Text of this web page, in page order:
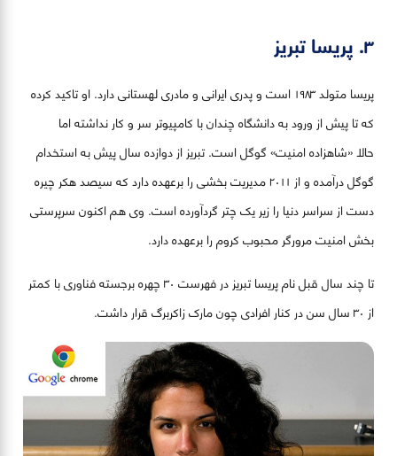
۳. پریسا تبریز
پریسا متولد ۱۹۸۳ است و پدری ایرانی و مادری لهستانی دارد. او تاکید کرده
که تا پیش از ورود به دانشگاه چندان با کامپیوتر سر و کار نداشته اما
حالا «شاهزاده امنیت» گوگل است. تبریز از دوازده سال پیش به استخدام
گوگل درآمده و از ۲۰۱۱ مدیریت بخشی را برعهده دارد که سیصد هکر چیره
دست از سراسر دنیا را زیر یک چتر گردآورده است. وی هم اکنون سرپرستی
بخش امنیت مرورگر محبوب کروم را برعهده دارد.
تا چند سال قبل نام پریسا تبریز در فهرست ۳۰ چهره برجسته فناوری با کمتر
از ۳۰ سال سن در کنار افرادی چون مارک زاکربرگ قرار داشت.